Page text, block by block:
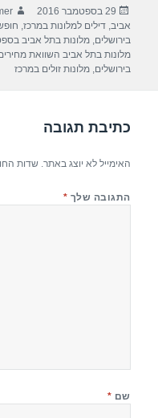
e
b
o
k
פורסם
בתאריך
29 בספטמבר 2016
אביב,דילים למלונות במרכז,
בירושלים,מלונות בתל אביב
מלונות בתל אביב השוואת
בירושלים,מלונות זולים במרכז
כתיבת תגובה
האימייל לא יוצג באתר. שדות
התגובה שלך *
שם *